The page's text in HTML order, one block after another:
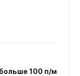
больше 100 п/м